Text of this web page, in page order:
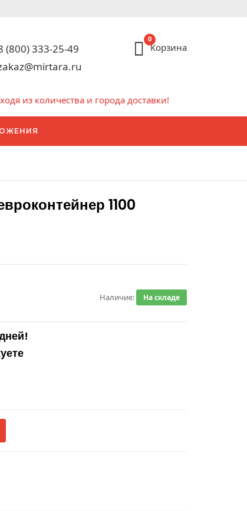
(800) 333-25-49
0
Корзина
из количества и города доставки!
1100
Наличие: На складе